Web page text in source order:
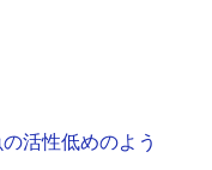
活性低めのよう